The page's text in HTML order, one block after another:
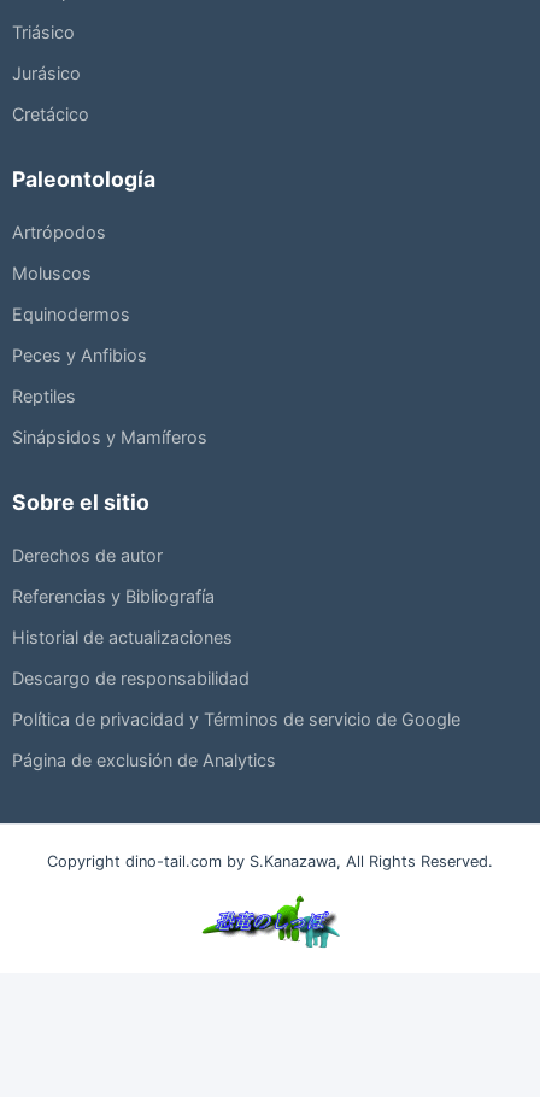
Triásico
Jurásico
Cretácico
Paleontología
Artrópodos
Moluscos
Equinodermos
Peces y Anfibios
Reptiles
Sinápsidos y Mamíferos
Sobre el sitio
Derechos de autor
Referencias y Bibliografía
Historial de actualizaciones
Descargo de responsabilidad
Política de privacidad y Términos de servicio de Google
Página de exclusión de Analytics
Copyright dino-tail.com by S.Kanazawa, All Rights Reserved.